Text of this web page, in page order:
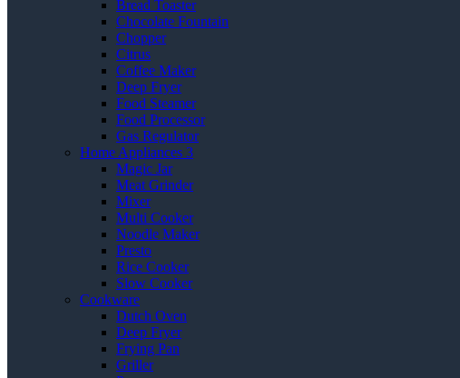
Bread Toaster
Chocolate Fountain
Chopper
Citrus
Coffee Maker
Deep Fryer
Food Steamer
Food Processor
Gas Regulator
Home Appliances 3
Magic Jar
Meat Grinder
Mixer
Multi Cooker
Noodle Maker
Presto
Rice Cooker
Slow Cooker
Cookware
Dutch Oven
Deep Fryer
Frying Pan
Griller